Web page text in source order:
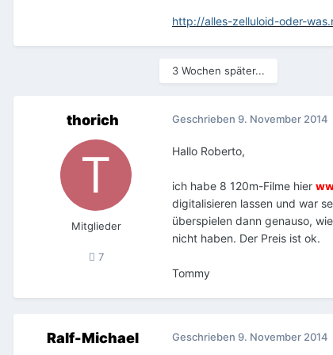
http://alles-zelluloid-oder-
3 Wochen später...
thorich
Mitglieder
7
Geschrieben 9. November 2014
Hallo Roberto,
ich habe 8 120m-Filme hier
digitalisieren lassen und war
überspielen dann genauso,
nicht haben. Der Preis ist ok.
Tommy
Ralf-Michael Geschrieben 9. November 2014